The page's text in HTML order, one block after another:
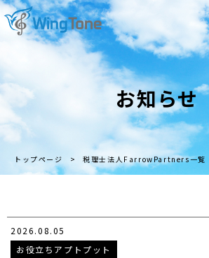
お知らせ
トップページ > 税理士法人FarrowPartners一覧
2026.08.05
お役立ちアプトプット